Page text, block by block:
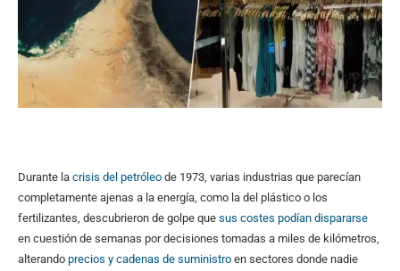
Durante la crisis del petróleo de 1973, varias industrias que parecían
completamente ajenas a la energía, como la del plástico o los
fertilizantes, descubrieron de golpe que sus costes podían dispararse
en cuestión de semanas por decisiones tomadas a miles de kilómetros,
alterando precios y cadenas de suministro en sectores donde nadie